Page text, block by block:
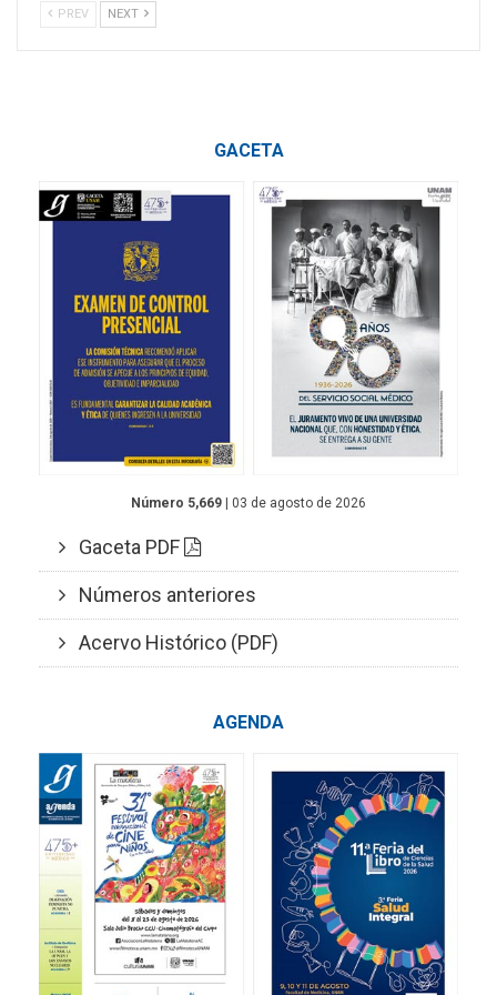
PREV NEXT
GACETA
Número 5,669 | 03 de agosto de 2026
Gaceta PDF
Números anteriores
Acervo Histórico (PDF)
AGENDA